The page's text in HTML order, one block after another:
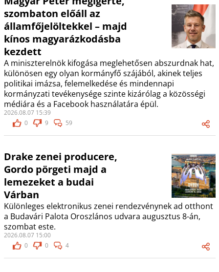
szombaton előáll az
államfőjelöltekkel – majd
kínos magyarázkodásba
kezdett
A miniszterelnök kifogása meglehetősen abszurdnak hat,
különösen egy olyan kormányfő szájából, akinek teljes
politikai imázsa, felemelkedése és mindennapi
kormányzati tevékenysége szinte kizárólag a közösségi
médiára és a Facebook használatára épül.
2026.08.07 15:39
0
9 59
Drake zenei producere,
Gordo pörgeti majd a
lemezeket a budai
Várban
Különleges elektronikus zenei rendezvénynek ad otthont
a Budavári Palota Oroszlános udvara augusztus 8-án,
szombat este.
2026.08.07 15:00
0
0 4